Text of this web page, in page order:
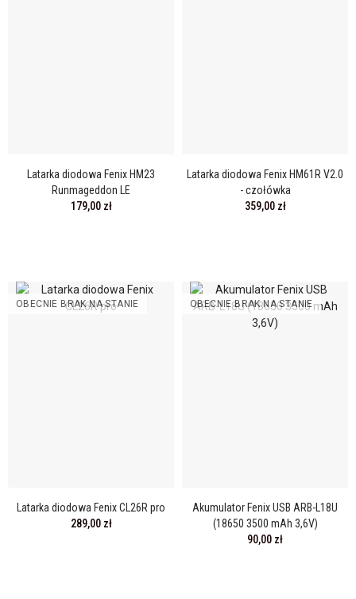
Latarka diodowa Fenix HM23
Runmageddon LE
179,00 zł
Latarka diodowa Fenix HM61R V2.0
- czołówka
359,00 zł
OBECNIE BRAK NA STANIE
Latarka diodowa Fenix CL26R pro
289,00 zł
OBECNIE BRAK NA STANIE
Akumulator Fenix USB ARB-L18U
(18650 3500 mAh 3,6V)
90,00 zł